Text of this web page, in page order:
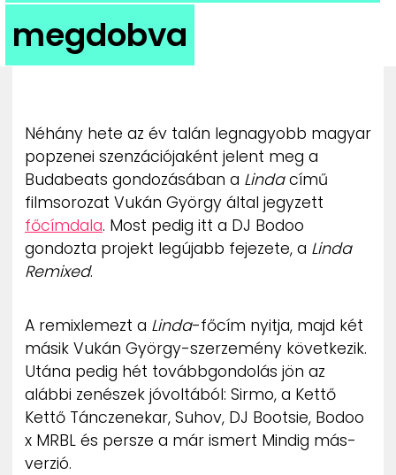
KULT
UTCA
ZENE
MÉDIAAJÁNLAT
IMPRESSZUM
PR-ARCHÍVUM
ADATKEZELÉSI TÁJÉKOZTATÓ
megdobva
Néhány hete az év talán legnagyobb magyar
popzenei szenzációjaként jelent meg a
Budabeats gondozásában a Lindacímű
filmsorozat Vukán György által jegyzett
főcímdala. Most pedig itt a DJ Bodoo
gondozta projekt legújabb fejezete, a Linda
Remixed.
A remixlemezt a Linda-főcím nyitja, majd két
másik Vukán György-szerzemény következik.
Utána pedig hét továbbgondolás jön az
alábbi zenészek jóvoltából: Sirmo, a Kettő
Kettő Tánczenekar, Suhov, DJ Bootsie, Bodoo
x MRBL és persze a már ismert Mindig más-
verzió.